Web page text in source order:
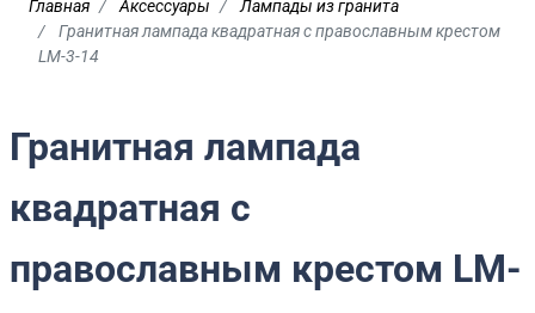
Главная Аксессуары
Лампады из гранита
Гранитная лампада квадратная с православным крестом
LM-3-14
Гранитная лампада
квадратная с
православным крестом LM-